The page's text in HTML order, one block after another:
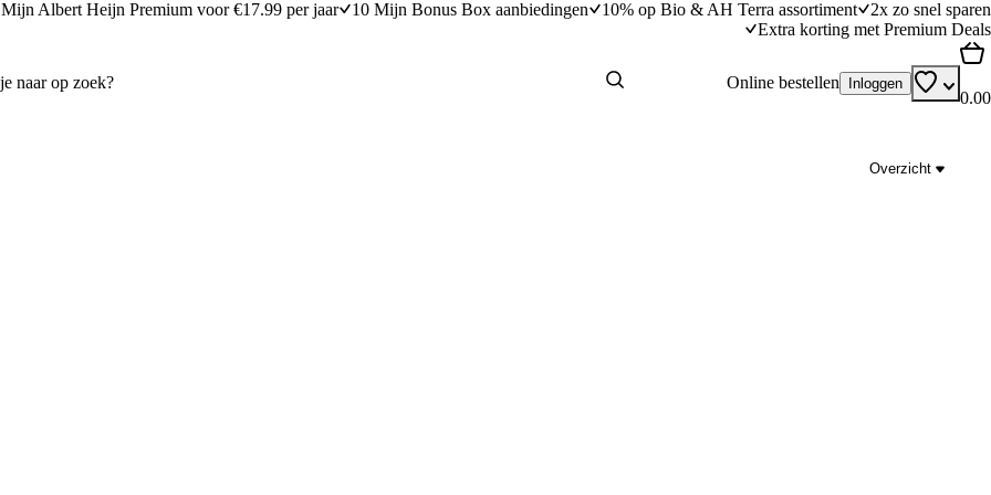
Mijn Albert Heijn Premium voor €17.99 per jaar 10 Mijn Bonus Box aanbiedingen 10% op Bio & AH Terra assortiment
2x zo snel sparen
Extra korting met Premium Deals
Online bestellen Inloggen
0.00
Overzicht